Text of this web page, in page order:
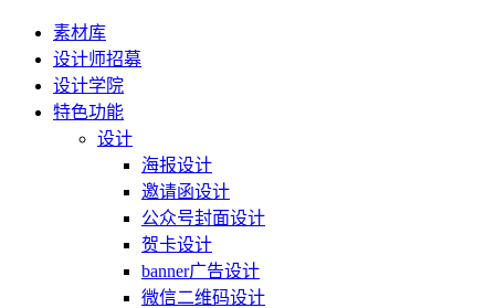
素材库
设计师招募
设计学院
特色功能
设计
海报设计
邀请函设计
公众号封面设计
贺卡设计
banner广告设计
微信二维码设计